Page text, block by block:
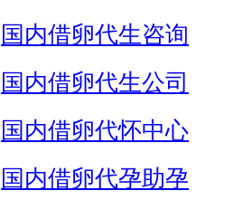
国内借卵代生咨询
国内借卵代生公司
国内借卵代怀中心
国内借卵代孕助孕